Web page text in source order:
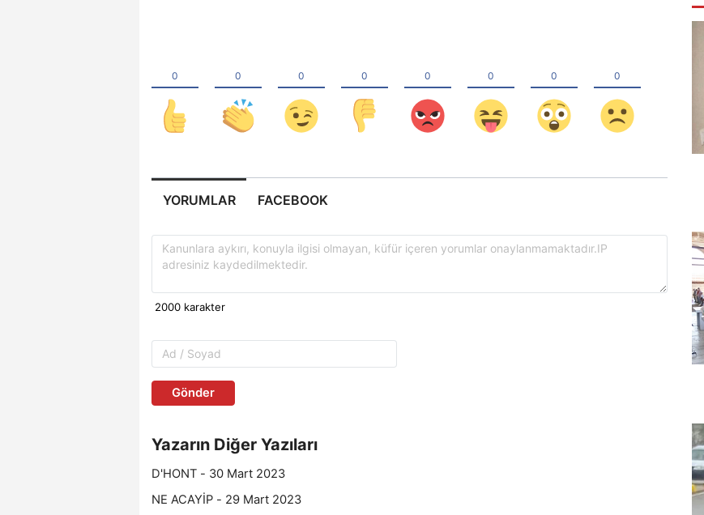
YORUMLAR FACEBOOK
Gönder
Yazarın Diğer Yazıları
D'HONT - 30 Mart 2023
NE ACAYİP - 29 Mart 2023